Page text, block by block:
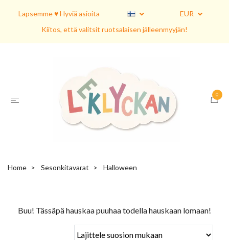
Lapsemme ♥ Hyviä asioita
EUR
Kiitos, että valitsit ruotsalaisen jälleenmyyjän!
0
Home Sesonkitavarat Halloween
Buu! Tässäpä hauskaa puuhaa todella hauskaan lomaan!